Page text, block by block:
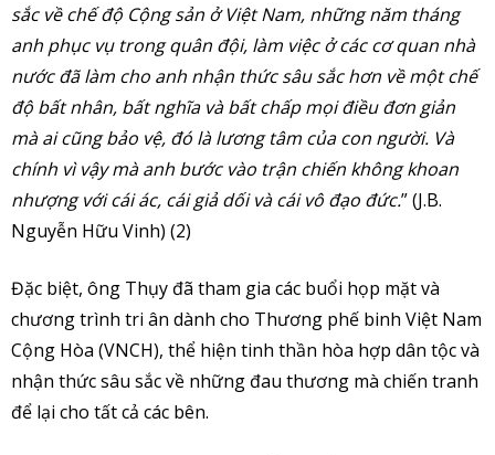
sắc về chế độ Cộng sản ở Việt Nam, những năm tháng
anh phục vụ trong quân đội, làm việc ở các cơ quan nhà
nước đã làm cho anh nhận thức sâu sắc hơn về một chế
độ bất nhân, bất nghĩa và bất chấp mọi điều đơn giản
mà ai cũng bảo vệ, đó là lương tâm của con người. Và
chính vì vậy mà anh bước vào trận chiến không khoan
nhượng với cái ác, cái giả dối và cái vô đạo đức.” (J.B.
Nguyễn Hữu Vinh) (2)
Đặc biệt, ông Thụy đã tham gia các buổi họp mặt và
chương trình tri ân dành cho Thương phế binh Việt Nam
Cộng Hòa (VNCH), thể hiện tinh thần hòa hợp dân tộc và
nhận thức sâu sắc về những đau thương mà chiến tranh
để lại cho tất cả các bên.